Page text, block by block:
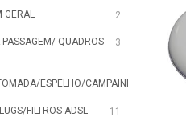
GERAL 2
QUADROS
3
ESPELHO/CAMPAINHA
FILTROS ADSL 11